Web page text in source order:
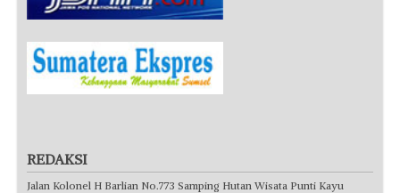
REDAKSI
Jalan Kolonel H Barlian No.773 Samping Hutan Wisata Punti Kayu